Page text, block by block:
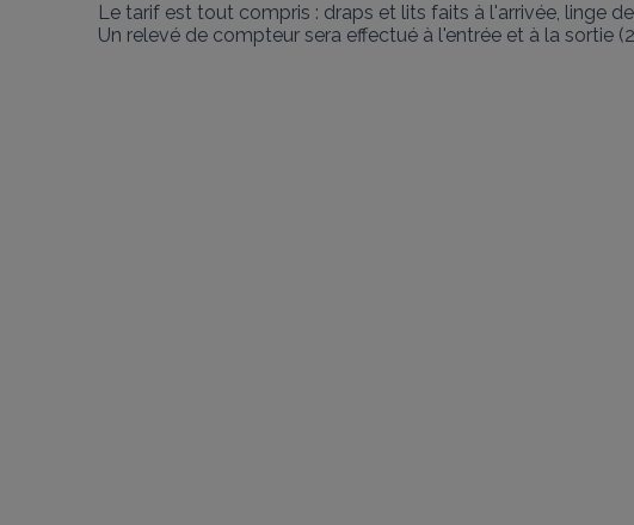
Le tarif est tout compris : draps et lits faits à l'arrivée, linge
Un relevé de compteur sera effectué à l'entrée et à la sortie